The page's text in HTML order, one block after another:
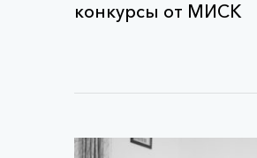
конкурсы от МИСК